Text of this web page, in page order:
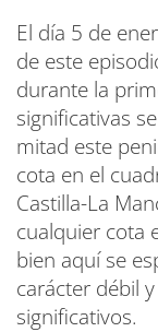
El día 5 de
de este
durante la
significativas
mitad este
cota en el
Castilla-La
cualquier cota
bien aquí se
carácter débil
significativos.